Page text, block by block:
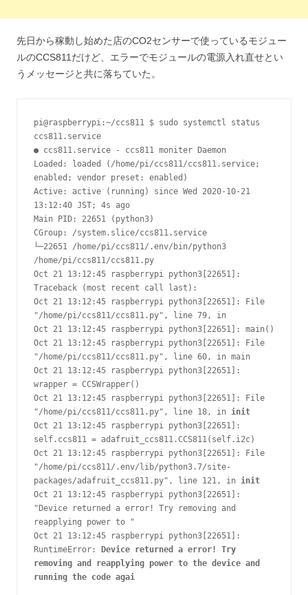
先日から稼動し始めた店のCO2センサーで使っているモジュー
ルのCCS811だけど、エラーでモジュールの電源入れ直せとい
うメッセージと共に落ちていた。
pi@raspberrypi:~/ccs811 $ sudo systemctl status
ccs811.service
● ccs811.service - ccs811 moniter Daemon
Loaded: loaded (/home/pi/ccs811/ccs811.service;
enabled; vendor preset: enabled)
Active: active (running) since Wed 2020-10-21
13:12:40 JST; 4s ago
Main PID: 22651 (python3)
CGroup: /system.slice/ccs811.service
└─22651 /home/pi/ccs811/.env/bin/python3
/home/pi/ccs811/ccs811.py
Oct 21 13:12:45 raspberrypi python3[22651]:
Traceback (most recent call last):
Oct 21 13:12:45 raspberrypi python3[22651]: File
"/home/pi/ccs811/ccs811.py", line 79, in
Oct 21 13:12:45 raspberrypi python3[22651]: main()
Oct 21 13:12:45 raspberrypi python3[22651]: File
"/home/pi/ccs811/ccs811.py", line 60, in main
Oct 21 13:12:45 raspberrypi python3[22651]:
wrapper = CCSWrapper()
Oct 21 13:12:45 raspberrypi python3[22651]: File
"/home/pi/ccs811/ccs811.py", line 18, in init
Oct 21 13:12:45 raspberrypi python3[22651]:
self.ccs811 = adafruit_ccs811.CCS811(self.i2c)
Oct 21 13:12:45 raspberrypi python3[22651]: File
"/home/pi/ccs811/.env/lib/python3.7/site-
packages/adafruit_ccs811.py", line 121, in init
Oct 21 13:12:45 raspberrypi python3[22651]:
"Device returned a error! Try removing and
reapplying power to "
Oct 21 13:12:45 raspberrypi python3[22651]:
RuntimeError:
Device returned a error! Try
removing and reapplying power to the device and
running the code agai